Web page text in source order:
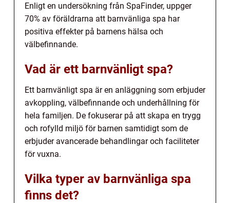
Enligt en undersökning från SpaFinder, uppger
70% av föräldrarna att barnvänliga spa har
positiva effekter på barnens hälsa och
välbefinnande.
Vad är ett barnvänligt spa?
Ett barnvänligt spa är en anläggning som erbjuder
avkoppling, välbefinnande och underhållning för
hela familjen. De fokuserar på att skapa en trygg
och rofylld miljö för barnen samtidigt som de
erbjuder avancerade behandlingar och faciliteter
för vuxna.
Vilka typer av barnvänliga spa
finns det?